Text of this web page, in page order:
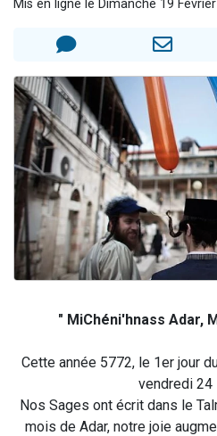
Il reste 49
6 personnes viennent de faire
Mis en ligne le Dimanche 19
" MiChéni'hnass Adar,
Cette année 5772, le 1er jour
vendredi 24
Nos Sages ont écrit dans le
mois de Adar, notre joie